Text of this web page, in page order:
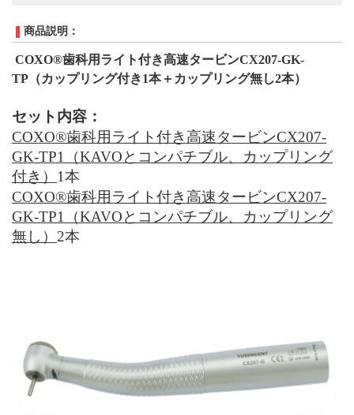
商品説明：
COXO®歯科用ライト付き高速タービンCX207-GK-
TP（カップリング付き1本＋カップリング無し2本）
セット内容：
COXO®歯科用ライト付き高速タービンCX207-
GK-TP1（KAVOとコンパチブル、 カップリング
付き ） 1本
COXO®歯科用ライト付き高速タービンCX207-
GK-TP1（KAVOとコンパチブル、 カップリング
無し） 2本